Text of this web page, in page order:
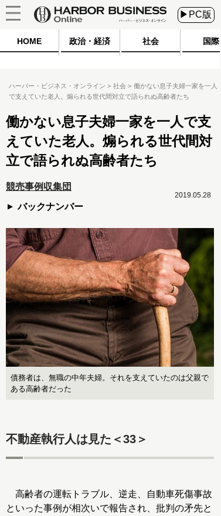
▶PC版
HOME 政治・経済 社会 国際
ハーバー・ビジネス・オンライン 社会
働かない息子夫婦一家を一人
で支えていた老人。煽られる世代間対立で語られぬ高齢者たち
働かない息子夫婦一家を一人で支
えていた老人。煽られる世代間対
立で語られぬ高齢者たち
競売事例収集団
バックナンバー
2019.05.28
債務者は、無職の中年夫婦。それを支えていたのは父親で
ある高齢者だった
不動産執行人は見た＜33＞
高齢者の運転トラブル、逆走、自動車死傷事故
といった事例が相次いで報告され、批判の矛先と